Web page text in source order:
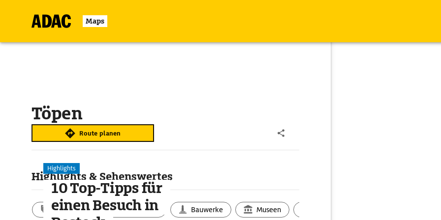
Maps
Töpen
Route planen
Highlights & Sehenswertes
Aktivitäten Landschaft Bauwerke Museen
Highlights
10 Top-Tipps für
einen Besuch in